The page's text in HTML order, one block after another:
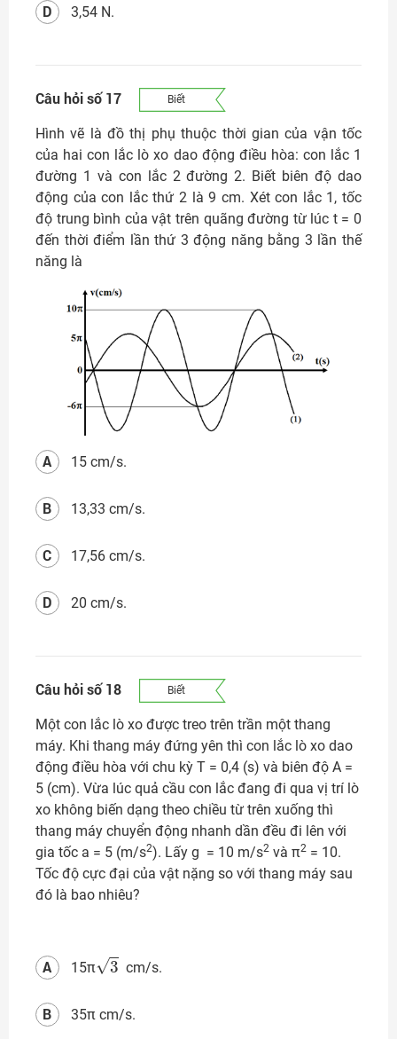
3,54 N.
D
Câu hỏi số 17 Biết
Hình vẽ là đồ thị phụ thuộc thời gian của vận tốc
của hai con lắc lò xo dao động điều hòa: con lắc 1
đường 1 và con lắc 2 đường 2. Biết biên độ dao
động của con lắc thứ 2 là 9 cm. Xét con lắc 1, tốc
độ trung bình của vật trên quãng đường từ lúc t = 0
đến thời điểm lần thứ 3 động năng bằng 3 lần thế
năng là
15 cm/s.
A
13,33 cm/s.
B
17,56 cm/s.
C
20 cm/s.
D
Câu hỏi số 18 Biết
Một con lắc lò xo được treo trên trần một thang
máy. Khi thang máy đứng yên thì con lắc lò xo dao
động điều hòa với chu kỳ T = 0,4 (s) và biên độ A =
5 (cm). Vừa lúc quả cầu con lắc đang đi qua vị trí lò
xo không biến dạng theo chiều từ trên xuống thì
thang máy chuyển động nhanh dần đều đi lên với
gia tốc a = 5 (m/s2). Lấy g = 10 m/s2 và π2 = 10.
Tốc độ cực đại của vật nặng so với thang máy sau
đó là bao nhiêu?
15π cm/s.
A
35π cm/s.
B